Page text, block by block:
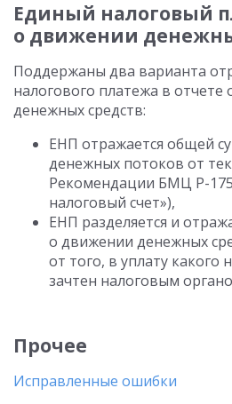
Единый налоговый
о движении
Поддержаны два варианта
налогового платежа в отчете
денежных средств:
ЕНП отражается общей
денежных потоков от
Рекомендации БМЦ Р-
налоговый счет»),
ЕНП разделяется и
о движении денежных
от того, в уплату какого
зачтен налоговым
Прочее
Исправленные ошибки